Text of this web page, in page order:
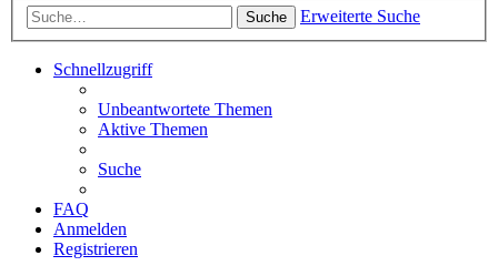
Suche Erweiterte Suche
Schnellzugriff
Unbeantwortete Themen
Aktive Themen
Suche
FAQ
Anmelden
Registrieren